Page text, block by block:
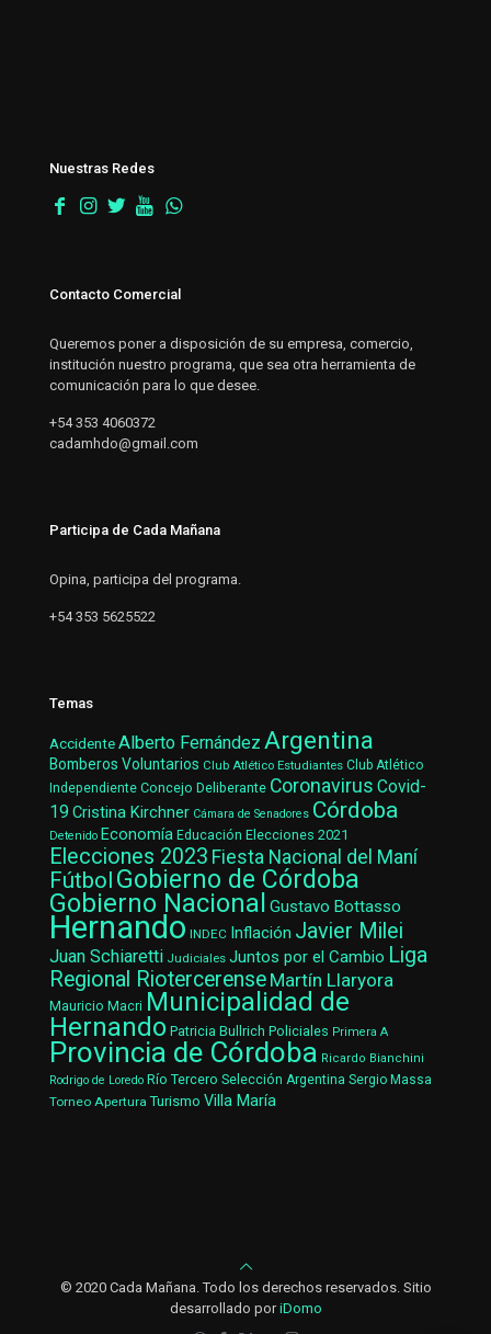
Nuestras Redes
Contacto Comercial
Queremos poner a disposición de su empresa, comercio,
institución nuestro programa, que sea otra herramienta de
comunicación para lo que desee.
+54 353 4060372
cadamhdo@gmail.com
Participa de Cada Mañana
Opina, participa del programa.
+54 353 5625522
Temas
AccidenteAlberto Fernández Argentina
Bomberos Voluntarios Club Atlético Estudiantes Club Atlético
Independiente Concejo Deliberante Coronavirus Covid-
19 Cristina Kirchner Cámara de Senadores Córdoba
Detenido Economía Educación Elecciones 2021
Elecciones 2023 Fiesta Nacional del Maní
Fútbol Gobierno de Córdoba
Gobierno Nacional Gustavo Bottasso
Hernando INDEC Inflación Javier Milei
Juan Schiaretti Judiciales Juntos por el Cambio Liga
Regional Riotercerense Martín Llaryora
Mauricio Macri Municipalidad de
Hernando Patricia Bullrich Policiales Primera A
Provincia de Córdoba Ricardo Bianchini
Rodrigo de Loredo Río Tercero Selección Argentina Sergio Massa
Torneo Apertura Turismo Villa María
© 2020 Cada Mañana. Todo los derechos reservados. Sitio
desarrollado poriDomo